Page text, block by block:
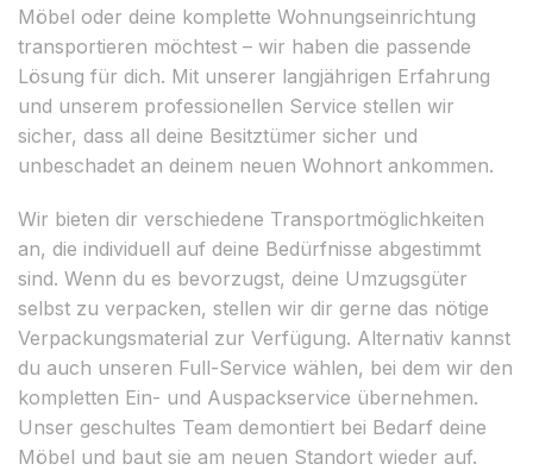
Möbel oder deine komplette Wohnungseinrichtung
transportieren möchtest – wir haben die passende
Lösung für dich. Mit unserer langjährigen Erfahrung
und unserem professionellen Service stellen wir
sicher, dass all deine Besitztümer sicher und
unbeschadet an deinem neuen Wohnort ankommen.
Wir bieten dir verschiedene Transportmöglichkeiten
an, die individuell auf deine Bedürfnisse abgestimmt
sind. Wenn du es bevorzugst, deine Umzugsgüter
selbst zu verpacken, stellen wir dir gerne das nötige
Verpackungsmaterial zur Verfügung. Alternativ kannst
du auch unseren Full-Service wählen, bei dem wir den
kompletten Ein- und Auspackservice übernehmen.
Unser geschultes Team demontiert bei Bedarf deine
Möbel und baut sie am neuen Standort wieder auf.